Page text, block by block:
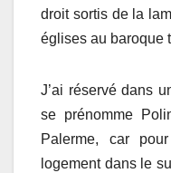
droit sortis de la
églises au baroque
J’ai réservé dans
se prénomme
Palerme, car
logement dans le